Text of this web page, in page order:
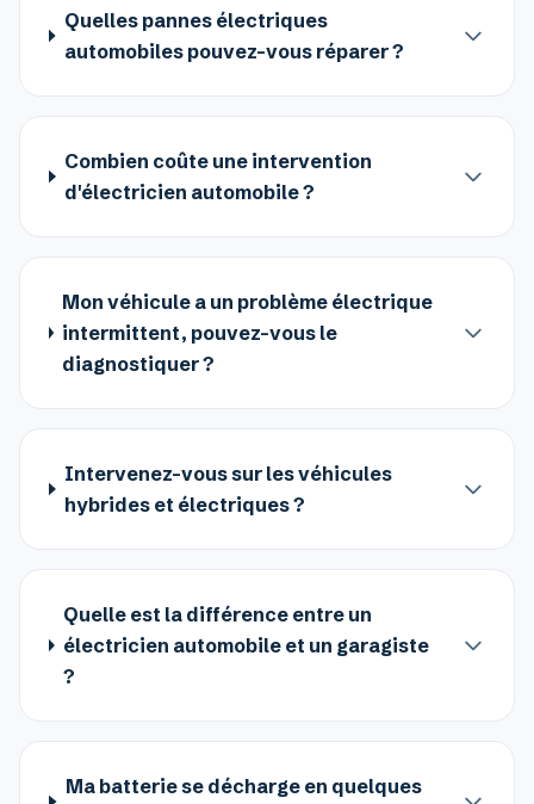
Quelles pannes électriques
automobiles pouvez-vous réparer ?
Combien coûte une intervention
d'électricien automobile ?
Mon véhicule a un problème électrique
intermittent, pouvez-vous le
diagnostiquer ?
Intervenez-vous sur les véhicules
hybrides et électriques ?
Quelle est la différence entre un
électricien automobile et un garagiste
?
Ma batterie se décharge en quelques